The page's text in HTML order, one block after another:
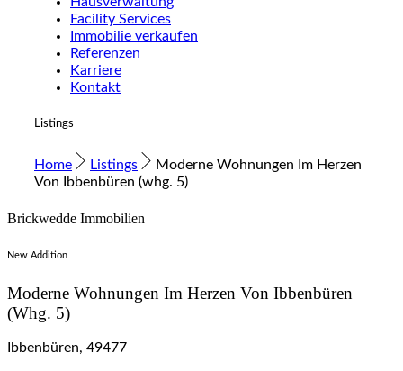
Facility Services
Immobilie verkaufen
Referenzen
Karriere
Kontakt
Listings
Home Listings
Moderne Wohnungen Im Herzen
Von Ibbenbüren (whg. 5)
Brickwedde Immobilien
New Addition
Moderne Wohnungen Im Herzen Von Ibbenbüren
(whg. 5)
Ibbenbüren, 49477